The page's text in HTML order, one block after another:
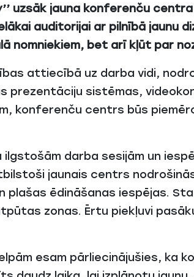
uzsāk jauna konferenču
auditorijai ar pilnībā jaunu
bet arī kļūt par
attiecībā uz darba vidi,
sistēmas,
konferenču centrs būs
darba sesijām un
jaunais centrs
ēdināšanas iespējas.
zonas. Ērtu piekļuvi
esam pārliecinājušies, ka